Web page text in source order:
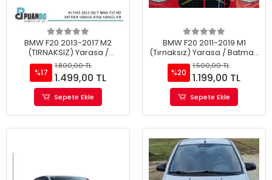
BMW F20 2013-2017 M2
(TIRNAKSIZ) Yarasa /
Batman Ayna Kapağı
%17
1.800,00 TL
1.499,00 TL
Sepete Ekle
BMW F20 2011-2019 M1
(Tırnaksız) Yarasa / Batman
Ayna Kapağı
%20
1.500,00 TL
1.199,00 TL
Sepete Ekle